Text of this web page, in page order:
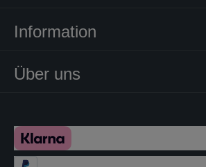
Über uns
Information